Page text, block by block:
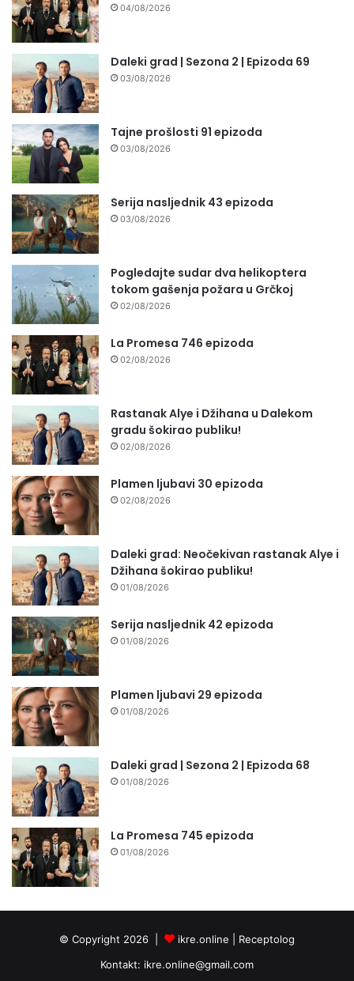
04/08/2026
Daleki grad | Sezona 2 | Epizoda 69
03/08/2026
Tajne prošlosti 91 epizoda
03/08/2026
Serija nasljednik 43 epizoda
03/08/2026
Pogledajte sudar dva helikoptera
tokom gašenja požara u Grčkoj
02/08/2026
La Promesa 746 epizoda
02/08/2026
Rastanak Alye i Džihana u Dalekom
gradu šokirao publiku!
02/08/2026
Plamen ljubavi 30 epizoda
02/08/2026
Daleki grad: Neočekivan rastanak Alye i
Džihana šokirao publiku!
01/08/2026
Serija nasljednik 42 epizoda
01/08/2026
Plamen ljubavi 29 epizoda
01/08/2026
Daleki grad | Sezona 2 | Epizoda 68
01/08/2026
La Promesa 745 epizoda
01/08/2026
© Copyright 2026 | ikre.online | Receptolog
Kontakt: ikre.online@gmail.com